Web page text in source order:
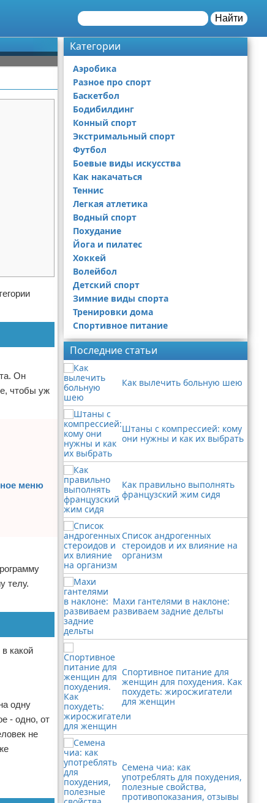
Найти
Он
чтобы уж
меню
телу.
какой
одну
- одно, от
не
Категории
Аэробика
Разное про спорт
Баскетбол
Бодибилдинг
Конный спорт
Экстримальный спорт
Футбол
Боевые виды искусства
Как накачаться
Теннис
Легкая атлетика
Водный спорт
Похудание
Йога и пилатес
Хоккей
Волейбол
Детский спорт
Зимние виды спорта
Тренировки дома
Спортивное питание
Последние статьи
Как вылечить больную шею
Штаны с компрессией: кому
они нужны и как их выбрать
Как правильно выполнять
французский жим сидя
Список андрогенных
стероидов и их влияние на
организм
Махи гантелями в наклоне:
развиваем задние дельты
Спортивное питание для
женщин для похудения. Как
похудеть: жиросжигатели
для женщин
Семена чиа: как
употреблять для похудения,
полезные свойства,
противопоказания, отзывы